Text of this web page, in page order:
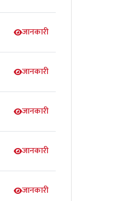
जानकारी
जानकारी
जानकारी
जानकारी
जानकारी